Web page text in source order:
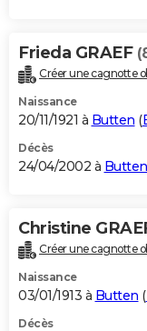
Frieda GRAEF
Créer une cagnotte
Naissance
20/11/1921 à Butten (
Décès
24/04/2002 à Butten
Christine
Créer une cagnotte
Naissance
03/01/1913 à Butten (
Décès